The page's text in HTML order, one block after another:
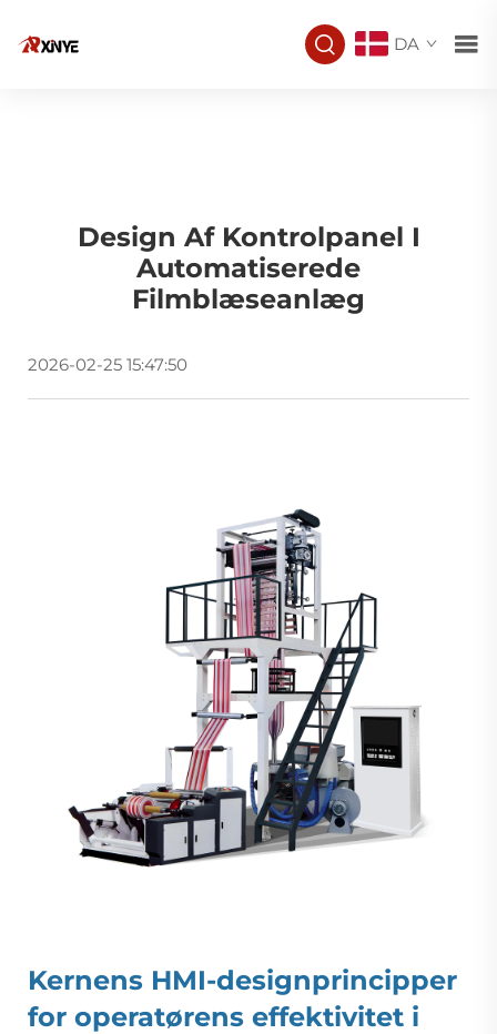
DA
Design Af Kontrolpanel I
Automatiserede
Filmblæseanlæg
2026-02-25 15:47:50
Kernens HMI-designprincipper
for operatørens effektivitet i